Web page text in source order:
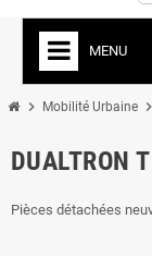
MENU
chevron_right Mobilité Urbaine chevron_right
DUALTRON
Pièces détachées